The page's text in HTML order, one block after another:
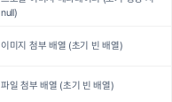
null)
이미지 첨부 배열 (초기 빈 배열)
파일 첨부 배열 (초기 빈 배열)